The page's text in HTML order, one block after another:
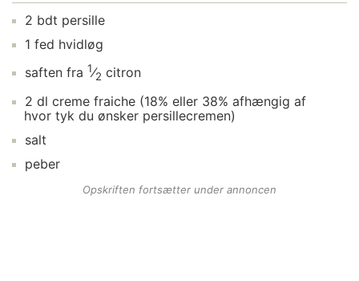
2 bdt persille
1 fed hvidløg
saften fra 1⁄2 citron
2 dl creme fraiche (18% eller 38% afhængig af
hvor tyk du ønsker persillecremen)
salt
peber
Opskriften fortsætter under annoncen